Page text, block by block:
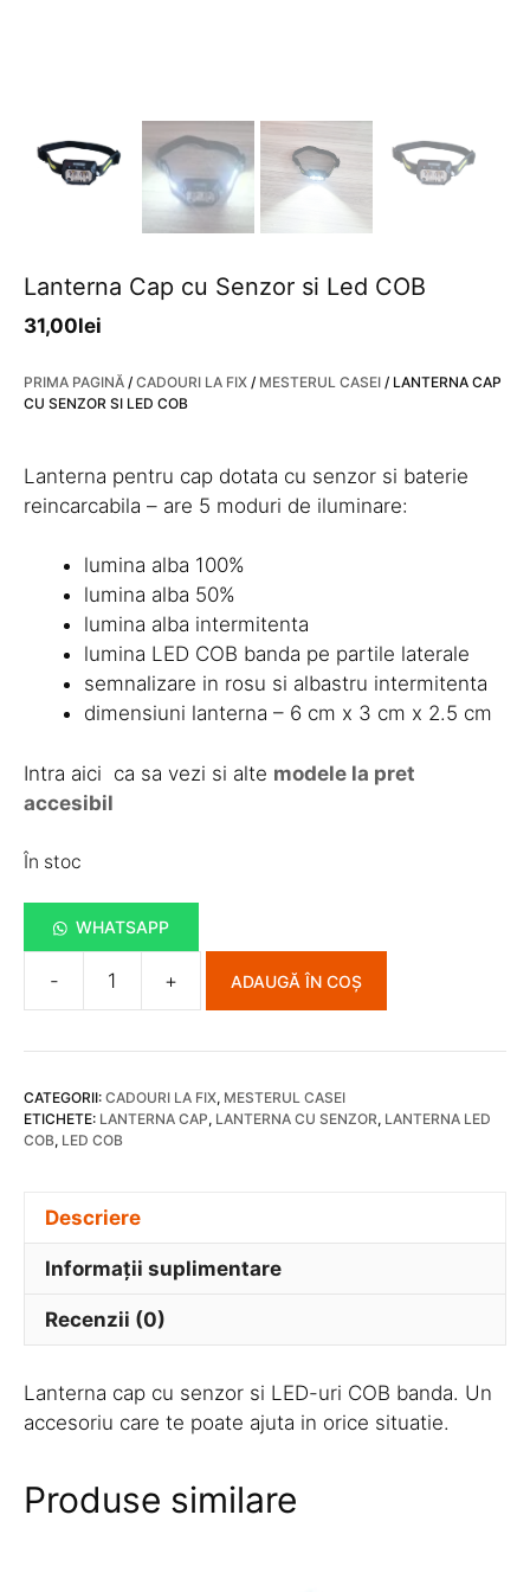
Lanterna Cap cu Senzor si Led COB
31,00lei
PRIMA PAGINĂ / CADOURI LA FIX / MESTERUL CASEI / LANTERNA CAP
CU SENZOR SI LED COB
Lanterna pentru cap dotata cu senzor si baterie
reincarcabila – are 5 moduri de iluminare:
lumina alba 100%
lumina alba 50%
lumina alba intermitenta
lumina LED COB banda pe partile laterale
semnalizare in rosu si albastru intermitenta
dimensiuni lanterna – 6 cm x 3 cm x 2.5 cm
Intra aici ca sa vezi si alte modele la pret
accesibil
În stoc
WHATSAPP
-
Cantitate
Cap
Senzor
+ ADAUGĂ ÎN COȘ
CATEGORII: CADOURI LA FIX, MESTERUL CASEI
ETICHETE: LANTERNA CAP, LANTERNA CU SENZOR, LANTERNA LED
COB, LED COB
Descriere
Informații suplimentare
Recenzii (0)
Lanterna cap cu senzor si LED-uri COB banda. Un
accesoriu care te poate ajuta in orice situatie.
Produse similare